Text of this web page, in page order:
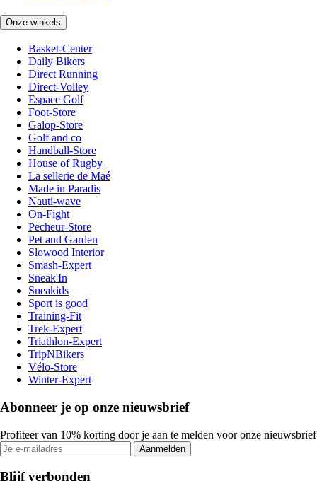
Onze winkels
Basket-Center
Daily Bikers
Direct Running
Direct-Volley
Espace Golf
Foot-Store
Galop-Store
Golf and co
Handball-Store
House of Rugby
La sellerie de Maé
Made in Paradis
Nauti-wave
On-Fight
Pecheur-Store
Pet and Garden
Slowood Interior
Smash-Expert
Sneak'In
Sneakids
Sport is good
Training-Fit
Trek-Expert
Triathlon-Expert
TripNBikers
Vélo-Store
Winter-Expert
Abonneer je op onze nieuwsbrief
Profiteer van 10% korting door je aan te melden voor onze nieuwsbrief
Aanmelden
Blijf verbonden